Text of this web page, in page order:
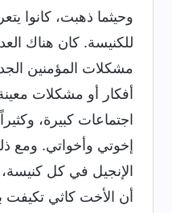
وحيثما ذهبت، كانوا
للكنيسة. كان هناك
مشكلات المؤمنين
أفكار أو مشكلات
اجتماعات كبيرة،
إخوتي وأخواتي. ومع
الإنجيل في كل
أن الأخت كاثي